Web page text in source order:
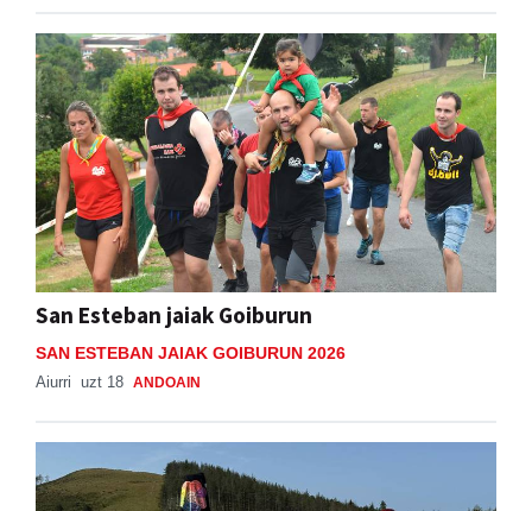
San Esteban jaiak Goiburun
SAN ESTEBAN JAIAK GOIBURUN 2026
Aiurri uzt 18 ANDOAIN